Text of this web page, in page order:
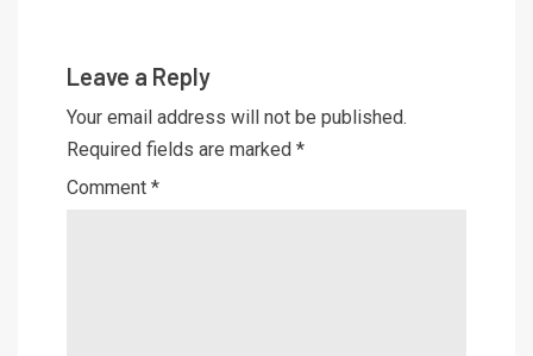
Leave a Reply
Your email address will not be published.
Required fields are marked *
Comment *